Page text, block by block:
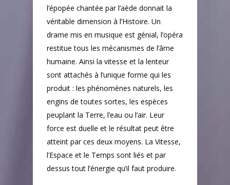
l’épopée chantée par l’aède donnait la
véritable dimension à l’Histoire. Un
drame mis en musique est génial, l’opéra
restitue tous les mécanismes de l’âme
humaine. Ainsi la vitesse et la lenteur
sont attachés à l’unique forme qui les
produit : les phénomènes naturels, les
engins de toutes sortes, les espèces
peuplant la Terre, l’eau ou l’air. Leur
force est duelle et le résultat peut être
atteint par ces deux moyens. La Vitesse,
l’Espace et le Temps sont liés et par
dessus tout l’énergie qu’il faut produire.